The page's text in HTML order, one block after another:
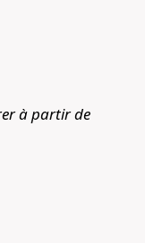
à partir de